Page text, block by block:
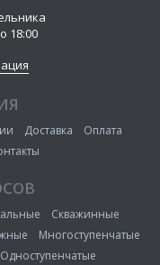
18:00
Доставка
Оплата
Скважинные
Многоступенчатые
Одноступенчатые